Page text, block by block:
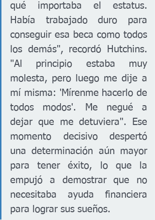
qué importaba el estatus.
Había trabajado duro para
conseguir esa beca como todos
los demás", recordó Hutchins.
"Al principio estaba muy
molesta, pero luego me dije a
mí misma: 'Mírenme hacerlo de
todos modos'. Me negué a
dejar que me detuviera". Ese
momento decisivo despertó
una determinación aún mayor
para tener éxito, lo que la
empujó a demostrar que no
necesitaba ayuda financiera
para lograr sus sueños.